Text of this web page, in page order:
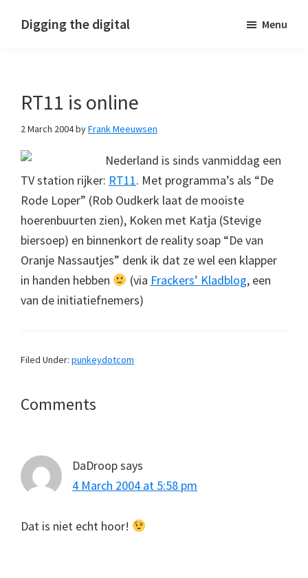
Digging the digital Menu
RT11 is online
2 March 2004byFrank Meeuwsen
Nederland is sinds vanmiddag een
TV station rijker: RT11. Met programma’s als “De
Rode Loper” (Rob Oudkerk laat de mooiste
hoerenbuurten zien), Koken met Katja (Stevige
biersoep) en binnenkort de reality soap “De van
Oranje Nassautjes” denk ik dat ze wel een klapper
in handen hebben
(via Frackers’ Kladblog, een
van de initiatiefnemers)
Filed Under: punkeydotcom
Reader
Comments
DaDroopsays
4 March 2004 at 5:58 pm
Dat is niet echt hoor!